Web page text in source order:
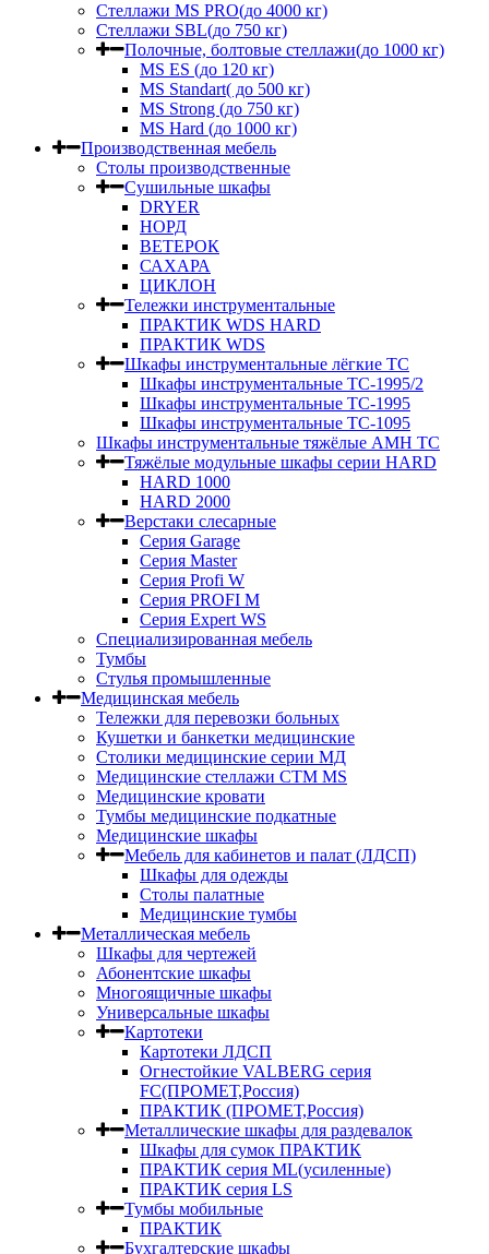
Стеллажи MS PRO(до 4000 кг)
Стеллажи SBL(до 750 кг)
Полочные, болтовые стеллажи(до 1000 кг)
MS ES (до 120 кг)
MS Standart( до 500 кг)
MS Strong (до 750 кг)
MS Hard (до 1000 кг)
Производственная мебель
Столы производственные
Сушильные шкафы
DRYER
НОРД
ВЕТЕРОК
САХАРА
ЦИКЛОН
Тележки инструментальные
ПРАКТИК WDS HARD
ПРАКТИК WDS
Шкафы инструментальные лёгкие ТС
Шкафы инструментальные ТС-1995/2
Шкафы инструментальные TC-1995
Шкафы инструментальные TC-1095
Шкафы инструментальные тяжёлые AMH TC
Тяжёлые модульные шкафы серии HARD
HARD 1000
HARD 2000
Верстаки слесарные
Серия Garage
Серия Master
Серия Profi W
Серия PROFI M
Серия Expert WS
Специализированная мебель
Тумбы
Стулья промышленные
Медицинская мебель
Тележки для перевозки больных
Кушетки и банкетки медицинские
Столики медицинские серии МД
Медицинские стеллажи СТМ MS
Медицинские кровати
Тумбы медицинские подкатные
Медицинские шкафы
Мебель для кабинетов и палат (ЛДСП)
Шкафы для одежды
Столы палатные
Медицинские тумбы
Металлическая мебель
Шкафы для чертежей
Абонентские шкафы
Многоящичные шкафы
Универсальные шкафы
Картотеки
Картотеки ЛДСП
Огнестойкие VALBERG серия
FC(ПРОМЕТ,Россия)
ПРАКТИК (ПРОМЕТ,Россия)
Металлические шкафы для раздевалок
Шкафы для сумок ПРАКТИК
ПРАКТИК серия ML(усиленные)
ПРАКТИК серия LS
Тумбы мобильные
ПРАКТИК
Бухгалтерские шкафы